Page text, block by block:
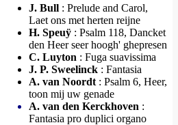
J. Bull : Prelude and Carol,
Laet ons met herten reijne
H. Speuÿ : Psalm 118, Dancket
den Heer seer hoogh' ghepresen
C. Luyton : Fuga suavissima
J. P. Sweelinck : Fantasia
A. van Noordt : Psalm 6, Heer,
toon mij uw genade
A. van den Kerckhoven :
Fantasia pro duplici organo